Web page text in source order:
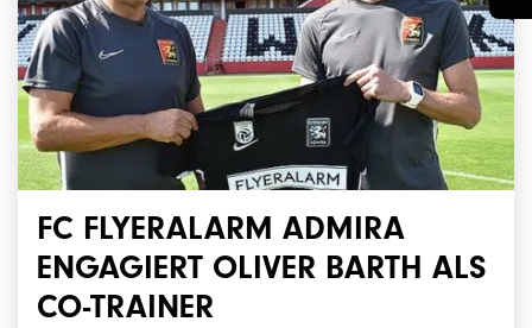
FC FLYERALARM ADMIRA
ENGAGIERT OLIVER BARTH ALS
CO-TRAINER